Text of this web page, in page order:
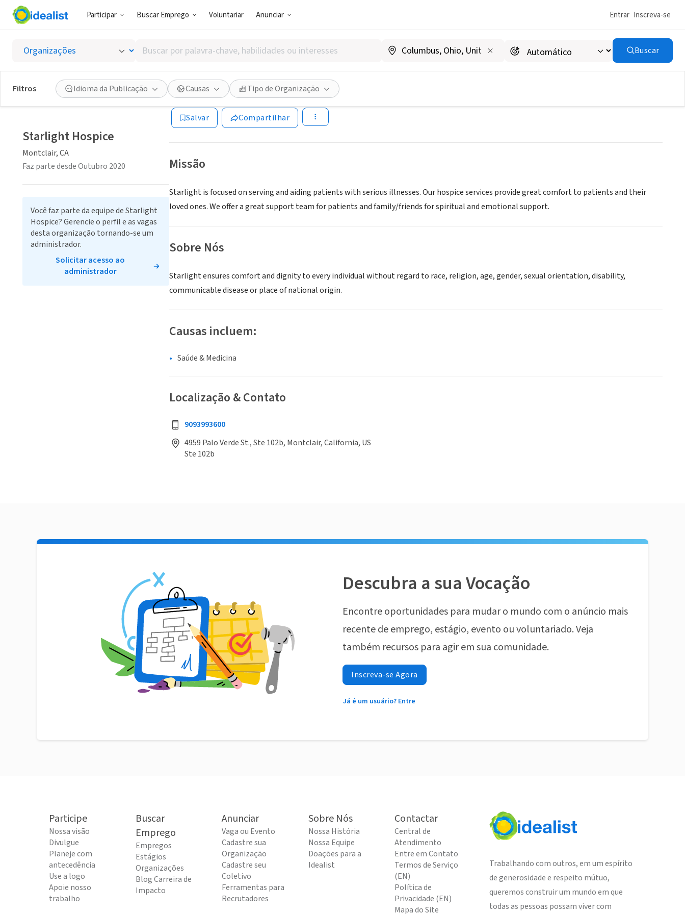
Participar Buscar Emprego Voluntariar Anunciar Entrar Inscreva-se
Buscar
por
palavra-
chave,
habilidades
ou
interesses
Buscar
Filtros Idioma da Publicação Causas Tipo de Organização
Starlight Hospice
Montclair, CA|starlighthospice.page
Salvar Compartilhar
Missão
Starlight is focused on serving and aiding patients with serious illnesses. Our hospice services provide great comfort to patients and their
loved ones. We offer a great support team for patients and family/friends for spiritual and emotional support.
Sobre Nós
Starlight ensures comfort and dignity to every individual without regard to race, religion, age, gender, sexual orientation, disability,
communicable disease or place of national origin.
Causas incluem:
Saúde & Medicina
Localização & Contato
9093993600
4959 Palo Verde St., Ste 102b, Montclair, California, US
Ste 102b
Starlight Hospice
Montclair, CA
Faz parte desde Outubro 2020
Você faz parte da equipe de Starlight
Hospice? Gerencie o perfil e as vagas
desta organização tornando-se um
administrador.
Solicitar acesso ao
administrador
Descubra a sua Vocação
Encontre oportunidades para mudar o mundo com o anúncio mais
recente de emprego, estágio, evento ou voluntariado. Veja
também recursos para agir em sua comunidade.
Inscreva-se Agora
Já é um usuário? Entre
Participe
Nossa visão
Divulgue
Planeje com
antecedência
Use a logo
Apoie nosso
trabalho
Buscar
Emprego
Empregos
Estágios
Organizações
Blog Carreira de
Impacto
Anunciar
Vaga ou Evento
Cadastre sua
Organização
Cadastre seu
Coletivo
Ferramentas para
Recrutadores
Sobre Nós
Nossa História
Nossa Equipe
Doações para a
Idealist
Contactar
Central de
Atendimento
Entre em Contato
Termos de Serviço
(EN)
Política de
Privacidade (EN)
Mapa do Site
Trabalhando com outros, em um espírito
de generosidade e respeito mútuo,
queremos construir um mundo em que
todas as pessoas possam viver com